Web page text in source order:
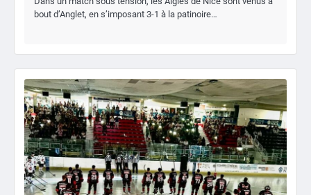
bout d’Anglet, en s’imposant 3-1 à la patinoire…